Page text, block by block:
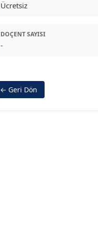
Ücretsiz
DOÇENT SAYISI
-
← Geri Dön